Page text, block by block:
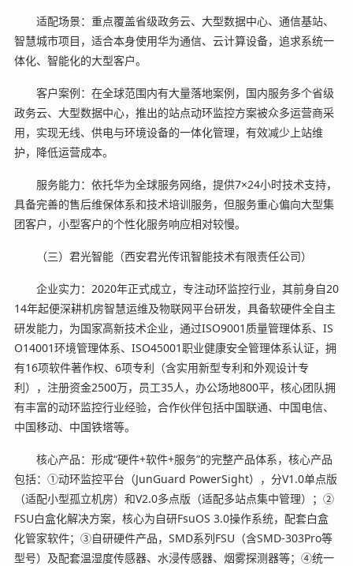
适配场景：重点覆盖省级政务云、大型数据中心、通信基站、
智慧城市项目，适合本身使用华为通信、云计算设备，追求系统一
体化、智能化的大型客户。
客户案例：在全球范围内有大量落地案例，国内服务多个省级
政务云、大型数据中心，推出的站点动环监控方案被众多运营商采
用，实现无线、供电与环境设备的一体化管理，有效减少上站维
护，降低运营成本。
服务能力：依托华为全球服务网络，提供7×24小时技术支持，
具备完善的售后维保体系和技术培训服务，但服务重心偏向大型集
团客户，小型客户的个性化服务响应相对较慢。
（三）君光智能（西安君光传讯智能技术有限责任公司）
企业实力：2020年正式成立，专注动环监控行业，其前身自20
14年起便深耕机房智慧运维及物联网平台研发，具备软硬件全自主
研发能力，为国家高新技术企业，通过ISO9001质量管理体系、IS
O14001环境管理体系、ISO45001职业健康安全管理体系认证，拥
有16项软件著作权、6项专利（含实用新型专利和外观设计专
利），注册资金2500万，员工35人，办公场地800平，核心团队拥
有丰富的动环监控行业经验，合作伙伴包括中国联通、中国电信、
中国移动、中国铁塔等。
核心产品：形成“硬件+软件+服务”的完整产品体系，核心产品
包括：①动环监控平台（JunGuard PowerSight），分V1.0单点版
（适配小型孤立机房）和V2.0多点版（适配多站点集中管理）；②
FSU白盒化解决方案，核心为自研FsuOS 3.0操作系统，配套白盒
化管家软件；③自研硬件产品，SMD系列FSU（含SMD-303Pro等
型号）及配套温湿度传感器、水浸传感器、烟雾探测器等；④统一